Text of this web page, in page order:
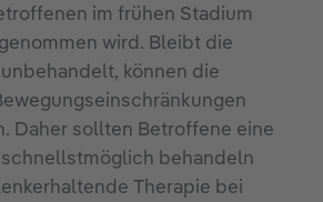
im frühen Stadium
wird. Bleibt die
können die
Daher sollten Betroffene eine
behandeln
Therapie bei